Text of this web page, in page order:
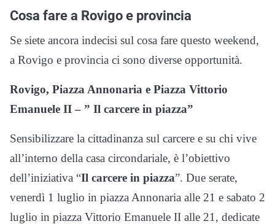
Cosa fare a Rovigo e provincia
Se siete ancora indecisi sul cosa fare questo weekend,
a Rovigo e provincia ci sono diverse opportunità.
Rovigo, Piazza Annonaria e Piazza Vittorio
Emanuele II – ” Il carcere in piazza”
Sensibilizzare la cittadinanza sul carcere e su chi vive
all’interno della casa circondariale, è l’obiettivo
dell’iniziativa “Il carcere in piazza”. Due serate,
venerdì 1 luglio in piazza Annonaria alle 21 e sabato 2
luglio in piazza Vittorio Emanuele II alle 21, dedicate